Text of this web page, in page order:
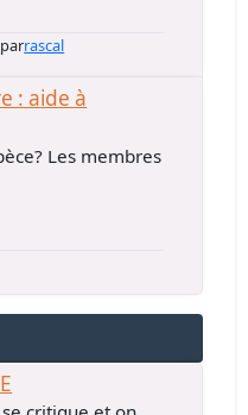
parrascal
: aide à
Les membres